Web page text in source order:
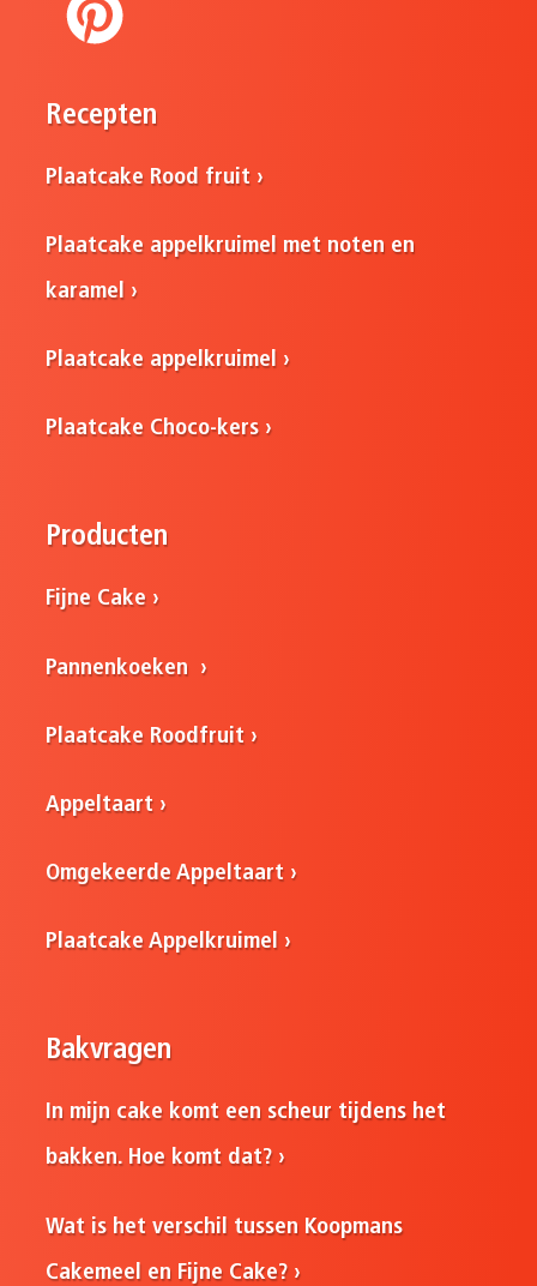
Recepten
Plaatcake Rood fruit
Plaatcake appelkruimel met noten en
karamel
Plaatcake appelkruimel
Plaatcake Choco-kers
Producten
Fijne Cake
Pannenkoeken
Plaatcake Roodfruit
Appeltaart
Omgekeerde Appeltaart
Plaatcake Appelkruimel
Bakvragen
In mijn cake komt een scheur tijdens het
bakken. Hoe komt dat?
Wat is het verschil tussen Koopmans
Cakemeel en Fijne Cake?